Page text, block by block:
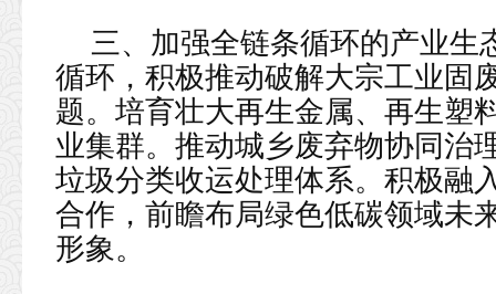
三、加强全链条循环的产业生
循环，积极推动破解大宗工业固
题。培育壮大再生金属、再生塑
业集群。推动城乡废弃物协同治
垃圾分类收运处理体系。积极融
合作，前瞻布局绿色低碳领域未
形象。